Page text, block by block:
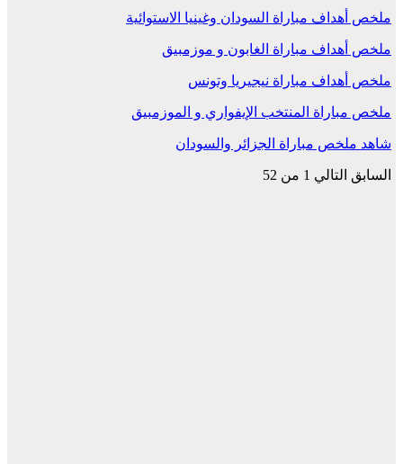
ملخص أهداف مباراة السودان وغينيا الاستوائية
ملخص أهداف مباراة الغابون و موزمبيق
ملخص أهداف مباراة نيجيريا وتونس
ملخص مباراة المنتخب الإيفواري و الموزمبيق
شاهد ملخص مباراة الجزائر والسودان
السابق التالي 1 من 52